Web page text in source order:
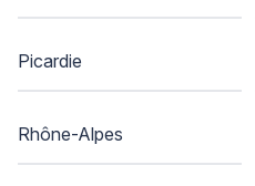
Picardie
Rhône-Alpes